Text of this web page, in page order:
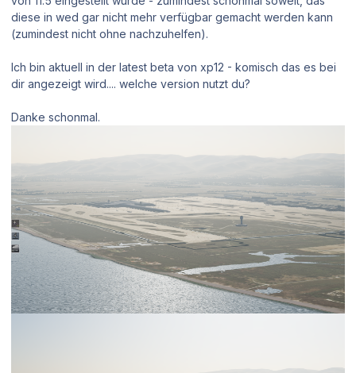
diese in wed gar nicht mehr verfügbar gemacht werden kann
(zumindest nicht ohne nachzuhelfen).
Ich bin aktuell in der latest beta von xp12 - komisch das es bei
dir angezeigt wird.... welche version nutzt du?
Danke schonmal.